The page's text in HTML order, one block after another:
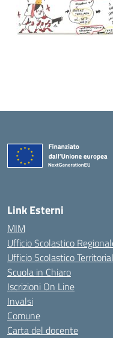
Link Esterni
MIM
Ufficio Scolastico
Ufficio Scolastico
Scuola in Chiaro
Iscrizioni On Line
Invalsi
Comune
Carta del docente